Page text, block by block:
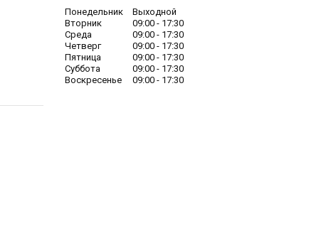
Понедельник
Выходной
Вторник
09:00
17:30
Среда
09:00
17:30
Четверг
09:00
17:30
Пятница
09:00
17:30
Суббота
09:00
17:30
Воскресенье
09:00 17:30